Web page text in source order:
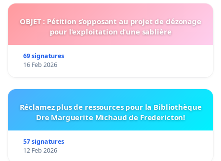
OBJET : Pétition s’opposant au projet de dézonage
pour l’exploitation d’une sablière
69 signatures
16 Feb 2026
Réclamez plus de ressources pour la Bibliothèque
Dre Marguerite Michaud de Fredericton!
57 signatures
12 Feb 2026